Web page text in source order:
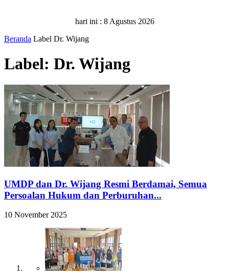
hari ini : 8 Agustus 2026
Beranda Label Dr. Wijang
Label: Dr. Wijang
UMDP dan Dr. Wijang Resmi Berdamai, Semua
Persoalan Hukum dan Perburuhan...
10 November 2025